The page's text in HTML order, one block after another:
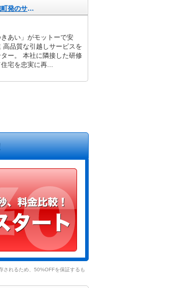
長野県南佐久郡佐久穂町発のサカイ引越センター
きあい」がモットーで安
品質な引越しサービスを
ー。 本社に隣接した研修
宅を忠実に再...
されるため、50%OFFを保証するも